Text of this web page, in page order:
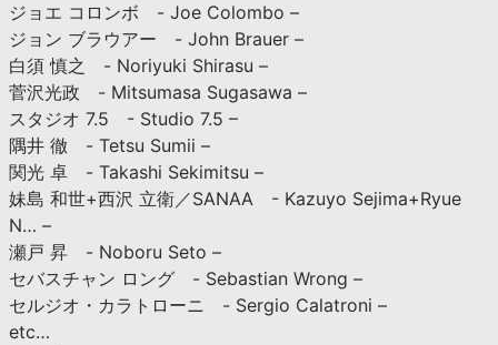
ジョエ コロンボ - Joe Colombo –
ジョン ブラウアー - John Brauer –
白須 慎之 - Noriyuki Shirasu –
菅沢光政 - Mitsumasa Sugasawa –
スタジオ 7.5 - Studio 7.5 –
隅井 徹 - Tetsu Sumii –
関光 卓 - Takashi Sekimitsu –
妹島 和世+西沢 立衛／SANAA - Kazuyo Sejima+Ryue
N… –
瀬戸 昇 - Noboru Seto –
セバスチャン ロング - Sebastian Wrong –
セルジオ・カラトローニ - Sergio Calatroni –
etc…